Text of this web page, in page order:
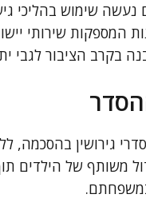
שימוש בהליכי
שירותי
בקרב הציבור לגבי
גירושין בהסכמה,
משותף של הילדים